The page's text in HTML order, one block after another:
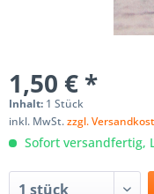
1,50 € *
Inhalt: 1 Stück
inkl. MwSt.zzgl.
Sofort versandfertig,